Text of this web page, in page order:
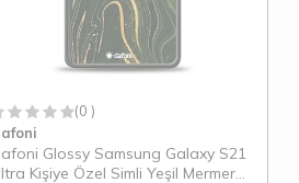
(0 )
Glossy Samsung Galaxy S21
Kişiye Özel Simli Yeşil Mermer